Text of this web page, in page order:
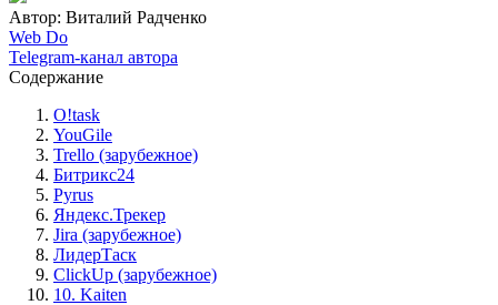
Автор: Виталий Радченко
Web Do
Telegram-канал автора
Содержание
O!task
YouGile
Trello (зарубежное)
Битрикс24
Pyrus
Яндекс.Трекер
Jira (зарубежное)
ЛидерТаск
ClickUp (зарубежное)
10. Kaiten